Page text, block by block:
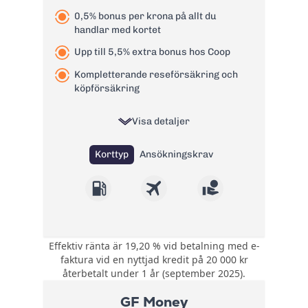
Valutapåslag:
1,99%
Läs mer om Bank Norwegian
kreditkort Visa →
0,5% bonus per krona på allt du
handlar med kortet
Upp till 5,5% extra bonus hos Coop
Kompletterande reseförsäkring och
köpförsäkring
Visa detaljer
Korttyp Ansökningskrav
Bonus:
0,5 poäng per krona
på allt du handlar
med kortet. Upp till
hos Coop.
Effektiv ränta är 19,20 % vid betalning med e-
faktura vid en nyttjad kredit på 20 000 kr
återbetalt under 1 år (september 2025).
GF Money